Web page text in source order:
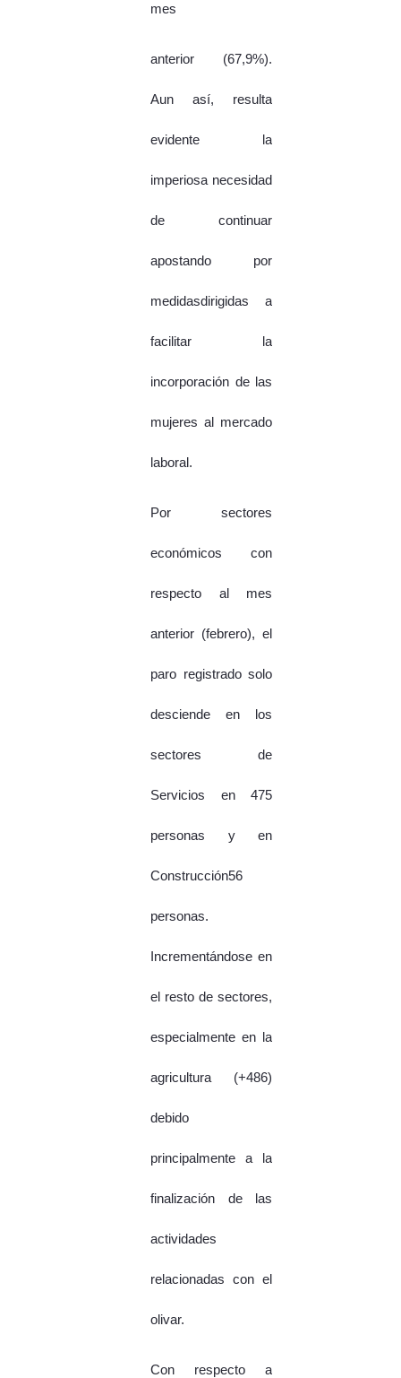
mes
anterior (67,9%).
Aun así, resulta
evidente la
imperiosa necesidad
de continuar
apostando por
medidasdirigidas a
facilitar la
incorporación de las
mujeres al mercado
laboral.
Por sectores
económicos con
respecto al mes
anterior (febrero), el
paro registrado solo
desciende en los
sectores de
Servicios en 475
personas y en
Construcción56
personas.
Incrementándose en
el resto de sectores,
especialmente en la
agricultura (+486)
debido
principalmente a la
finalización de las
actividades
relacionadas con el
olivar.
Con respecto a